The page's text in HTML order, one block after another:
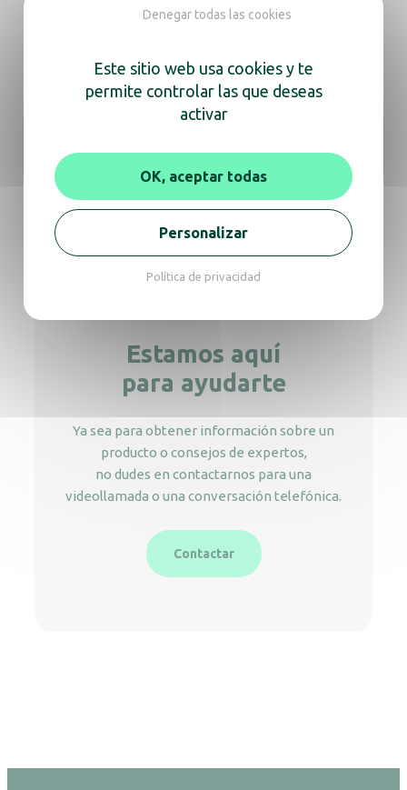
Dispensador jabón en gel automático Yaliss
blanco
Dispensador automático de jabón en gel
Yaliss inox
Estamos aquí
para ayudarte
Ya sea para obtener información sobre un
producto o consejos de expertos,
no dudes en contactarnos para una
videollamada o una conversación telefónica.
Contactar
Este sitio web usa cookies y te
permite controlar las que deseas
activar
OK, aceptar todas
Denegar todas las cookies
Personalizar
Política de privacidad